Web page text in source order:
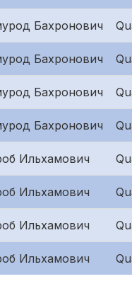
Бахронович
Бахронович
Бахронович
Бахронович
Ильхамович
Ильхамович
Ильхамович
Ильхамович